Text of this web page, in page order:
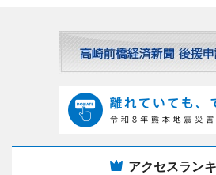
アクセスラン